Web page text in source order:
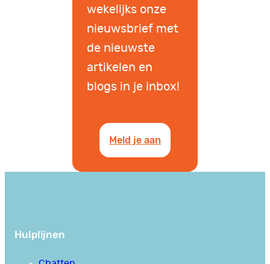
wekelijks onze
nieuwsbrief met
de nieuwste
artikelen en
blogs in je inbox!
Meld je aan
Hulplijnen